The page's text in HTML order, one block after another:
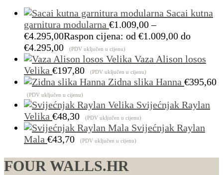
Sacai kutna
garnitura modularna €1.009,00 –
€4.295,00Raspon cijena: od €1.009,00 do
€4.295,00
(PDV uključen u cijenu)
Vaza Alison losos
Velika €197,80 (PDV uključen u cijenu)
Zidna slika Hanna €395,60
(PDV uključen u cijenu)
Svijećnjak Raylan
Velika €48,30 (PDV uključen u cijenu)
Svijećnjak Raylan
Mala €43,70 (PDV uključen u cijenu)
FOUR WALLS.HR